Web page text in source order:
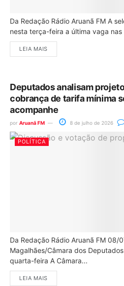
Da Redação Rádio Aruanã FM A
nesta terça-feira a última vaga
LEIA MAIS
Deputados analisam
cobrança de tarifa mínima
acompanhe
por Aruanã FM 8 de julho de 2026
POLÍTICA
Da Redação Rádio Aruanã FM
Magalhães/Câmara dos
quarta-feira A Câmara...
LEIA MAIS